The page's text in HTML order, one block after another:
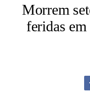
Morrem
feridas